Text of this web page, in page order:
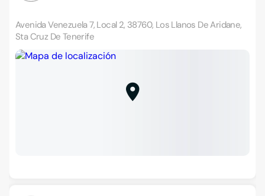
Avenida Venezuela 7, Local 2, 38760, Los Llanos De Aridane,
Sta Cruz De Tenerife